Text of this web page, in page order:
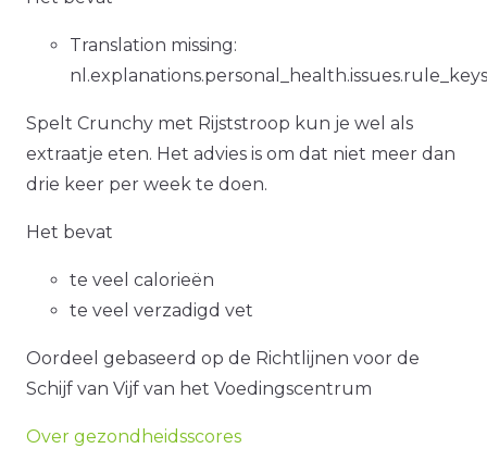
Translation missing:
Spelt Crunchy met Rijststroop kun je wel als
extraatje eten. Het advies is om dat niet meer dan
drie keer per week te doen.
Het bevat
te veel calorieën
te veel verzadigd vet
Oordeel gebaseerd op de Richtlijnen voor de
Schijf van Vijf van het Voedingscentrum
Over gezondheidsscores